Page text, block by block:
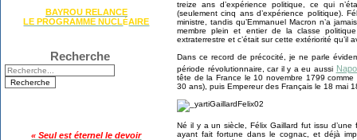
BAYROU RELANCE
LE PROGRAMME NUCLÉAIRE
Recherche
« Seul est éternel le devoir
treize ans d’expérience politique, ce qui
(seulement cinq ans d’expérience politique).
ministre, tandis qu’Emmanuel Macron n’a
membre plein et entier de la classe
extraterrestre et c’était sur cette extériorité qu’il
Dans ce record de précocité, je ne parle
période révolutionnaire, car il y a eu aussi
tête de la France le 10 novembre 1799
30 ans), puis Empereur des Français le 18 mai
Né il y a un siècle, Félix Gaillard fut issu d’une
ayant fait fortune dans le cognac, et déjà